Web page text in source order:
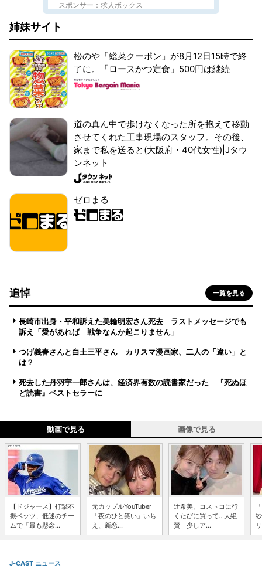
スポンサー：求人ボックス
姉妹サイト
松のや「総菜クーポン」が8月12日15時で終
了に。「ロースかつ定食」500円は継続
道の真ん中で歩けなくなった所を抱えて移動
させてくれた工事現場のスタッフ。その後、
家まで私を送ると(大阪府・40代女性)|Jタウ
ンネット
ゼロまる
追悼 一覧を見る
長崎市出身・平和訴えた美輪明宏さん死去 ラストメッセージでも
訴え「愛があれば 戦争なんか起こりません」
つげ義春さんと白土三平さん カリスマ漫画家、二人の「違い」と
は？
死去した丹羽宇一郎さんは、経済界有数の読書家だった 『死ぬほ
ど読書』ベストセラーに
動画で見る 画像で見る
【ドジャース】打撃不
振ベッツ、低迷のチー
ムで「最も懸念...
元カップルYouTuber
「夜のひと笑い」いち
え、新恋...
辻希美、コストコに行
くたびに買って...大絶
賛 少しア...
J-CAST ニュース